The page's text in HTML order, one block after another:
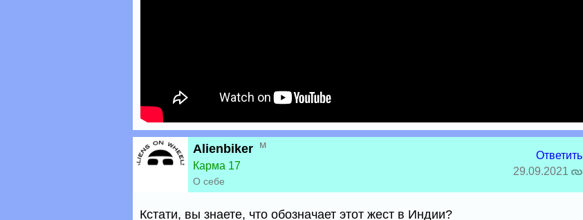
Alienbiker м
Карма 17
О себе
Ответить
29.09.2021
Кстати, вы знаете, что обозначает этот жест в Индии?